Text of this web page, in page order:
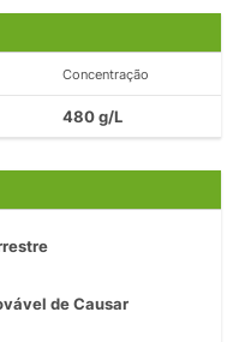
Concentração
480 g/L
de Causar